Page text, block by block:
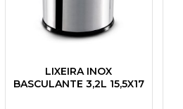
LIXEIRA INOX
BASCULANTE 3,2L 15,5X17